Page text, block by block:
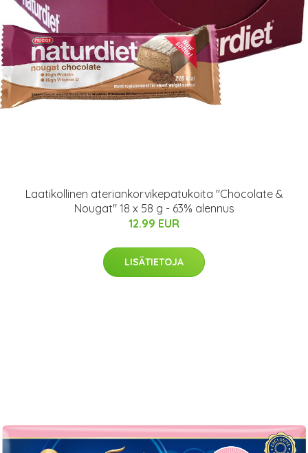
Laatikollinen ateriankorvikepatukoita "Chocolate &
Nougat" 18 x 58 g - 63% alennus
12.99 EUR
LISÄTIETOJA